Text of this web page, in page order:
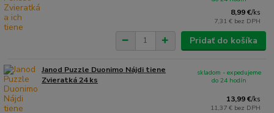
8,99 €/ks
7,31 € bez DPH
Pridať do košíka
Janod Puzzle Duonimo Nájdi tiene
Zvieratká 24 ks
13,99 €/ks
11,37 € bez DPH
skladom - expedujeme
do 24 hodín